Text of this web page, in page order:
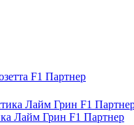
F1 Партнер
Лайм Грин F1 Партнер